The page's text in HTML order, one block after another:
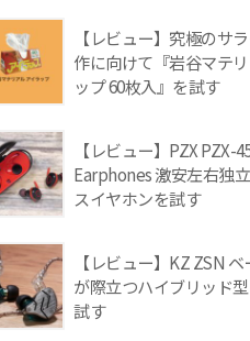
【レビュー】究極のサ
作に向けて『岩谷マテ
ップ 60枚入』を試す
【レビュー】PZX
Earphones 激安左右独
スイヤホンを試す
【レビュー】KZ ZSN
が際立つハイブリッド
試す